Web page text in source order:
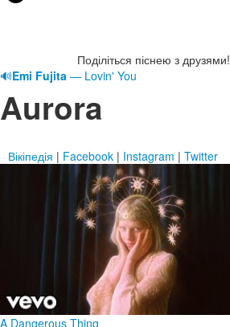
Поділіться піснею з друзями!
🔊Emi Fujita — Lovin' You
Aurora
Вікіпедія | Facebook | Instagram | Twitter
A Dangerous Thing